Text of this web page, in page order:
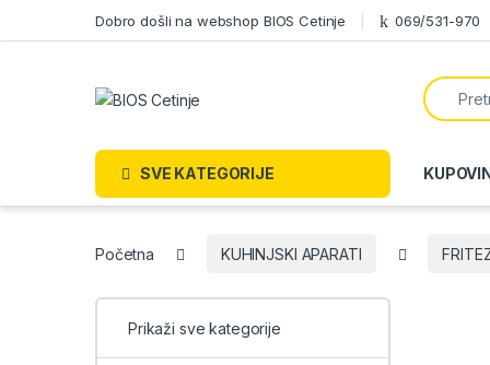
Dobro došli na webshop BIOS Cetinje 069/531-970
Search
SVE KATEGORIJE
Početna KUHINJSKI APARATI
Prikaži sve kategorije